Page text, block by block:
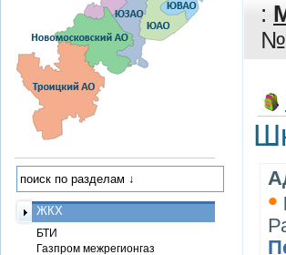
:
•
ЖКХ
БТИ
Газпром межрегионгаз